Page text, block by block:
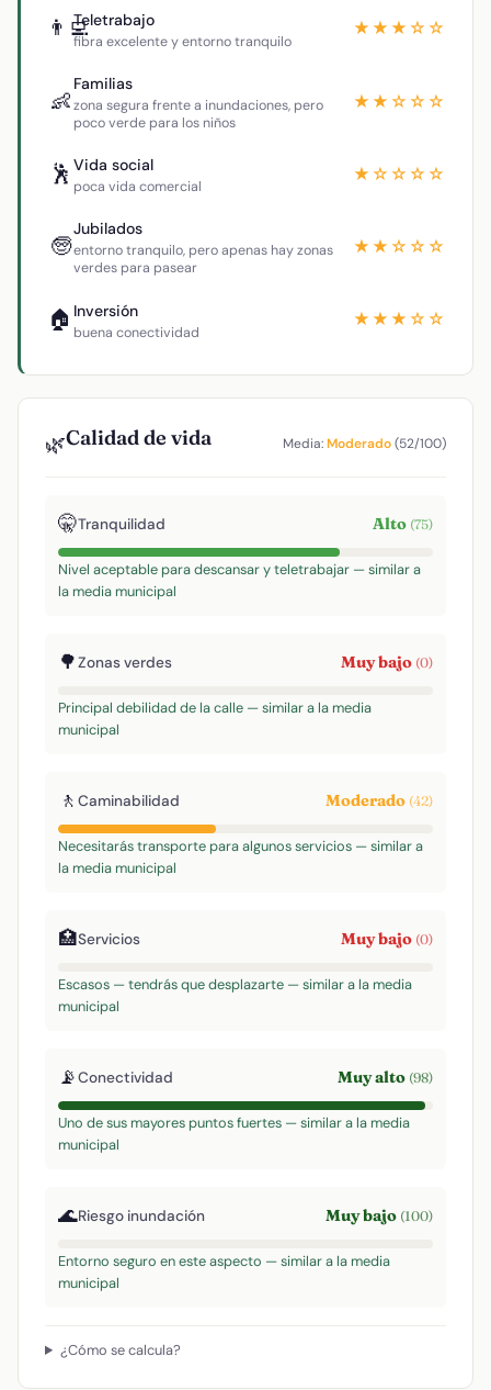
👨‍💻Teletrabajo
fibra excelente y entorno tranquilo
★★★☆☆
👶
Familias
zona segura frente a inundaciones, pero
poco verde para los niños
★★☆☆☆
🕺 Vida social
poca vida comercial
★☆☆☆☆
🧓
Jubilados
entorno tranquilo, pero apenas hay zonas
verdes para pasear
★★☆☆☆
🏠 Inversión
buena conectividad
★★★☆☆
🌿Calidad de vida Media:Moderado(52/100)
🤫Tranquilidad Alto (75)
Nivel aceptable para descansar y teletrabajar — similar a
la media municipal
🌳Zonas verdes Muy bajo (0)
Principal debilidad de la calle — similar a la media
municipal
🚶 Caminabilidad Moderado (42)
Necesitarás transporte para algunos servicios — similar a
la media municipal
🏥Servicios Muy bajo (0)
Escasos — tendrás que desplazarte — similar a la media
municipal
📡Conectividad Muy alto (98)
Uno de sus mayores puntos fuertes — similar a la media
municipal
🌊Riesgo inundación Muy bajo (100)
Entorno seguro en este aspecto — similar a la media
municipal
¿Cómo se calcula?